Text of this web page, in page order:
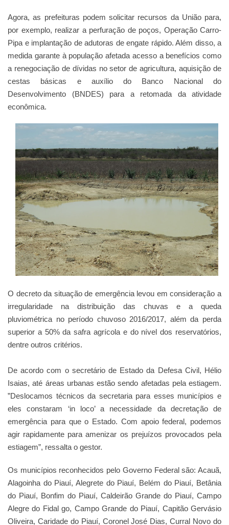
Agora, as prefeituras podem solicitar recursos da União para,
por exemplo, realizar a perfuração de poços, Operação Carro-
Pipa e implantação de adutoras de engate rápido. Além disso, a
medida garante à população afetada acesso a benefícios como
a renegociação de dívidas no setor de agricultura, aquisição de
cestas básicas e auxílio do Banco Nacional do
Desenvolvimento (BNDES) para a retomada da atividade
econômica.
O decreto da situação de emergência levou em consideração a
irregularidade na distribuição das chuvas e a queda
pluviométrica no período chuvoso 2016/2017, além da perda
superior a 50% da safra agrícola e do nível dos reservatórios,
dentre outros critérios.
De acordo com o secretário de Estado da Defesa Civil, Hélio
Isaias, até áreas urbanas estão sendo afetadas pela estiagem.
”Deslocamos técnicos da secretaria para esses municípios e
eles constaram ‘in loco’ a necessidade da decretação de
emergência para que o Estado. Com apoio federal, podemos
agir rapidamente para amenizar os prejuízos provocados pela
estiagem”, ressalta o gestor.
Os municípios reconhecidos pelo Governo Federal são: Acauã,
Alagoinha do Piauí, Alegrete do Piauí, Belém do Piauí, Betânia
do Piauí, Bonfim do Piauí, Caldeirão Grande do Piauí, Campo
Alegre do Fidal go, Campo Grande do Piauí, Capitão Gervásio
Oliveira, Caridade do Piauí, Coronel José Dias, Curral Novo do